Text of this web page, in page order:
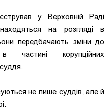
у Верховній Раді
на розгляді в
передбачають зміни до
частині корупційних
не лише суддів, але й